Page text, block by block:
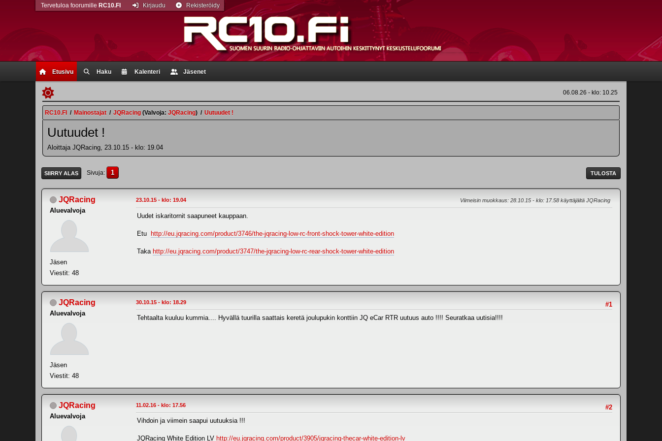
Etusivu Haku Kalenteri Jäsenet
Tervetuloa foorumille RC10.FI Kirjaudu Rekisteröidy
06.08.26 - klo: 10.25
RC10.FI / Mainostajat / JQRacing (Valvoja: JQRacing) / Uutuudet !
Uutuudet !
Aloittaja JQRacing, 23.10.15 - klo: 19.04
TULOSTA
SIIRRY ALAS Sivuja 1
JQRacing
Aluevalvoja
Jäsen
Viestit: 48
23.10.15 - klo: 19.04 Viimeisin muokkaus: 28.10.15 - klo: 17.58 käyttäjältä JQRacing
Uudet iskaritornit saapuneet kauppaan.
Etu http://eu.jqracing.com/product/3746/the-jqracing-low-rc-front-shock-tower-white-edition
Taka http://eu.jqracing.com/product/3747/the-jqracing-low-rc-rear-shock-tower-white-edition
JQRacing
Aluevalvoja
Jäsen
Viestit: 48
#1
30.10.15 - klo: 18.29
Tehtaalta kuuluu kummia.... Hyvällä tuurilla saattais keretä joulupukin konttiin JQ eCar RTR uutuus auto !!!! Seuratkaa uutisia!!!!
JQRacing
Aluevalvoja
#2
11.02.16 - klo: 17.56
Vihdoin ja viimein saapui uutuuksia !!!
JQRacing White Edition LV http://eu.jqracing.com/product/3905/jqracing-thecar-white-edition-lv